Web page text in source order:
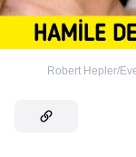
Robert Hepler/